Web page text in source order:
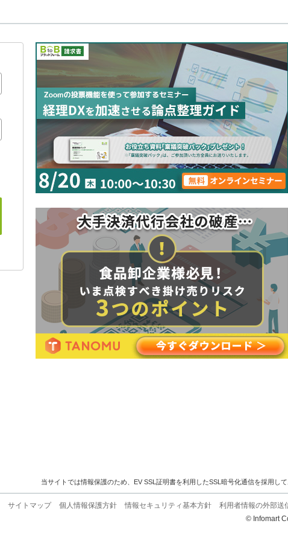
当サイトでは情報保護のため、EV SSL証明書を利用したSSL暗号化通信を採用して
サイトマップ 個人情報保護方針 情報セキュリティ基本方針
利用者情報の外部送
© Infomart